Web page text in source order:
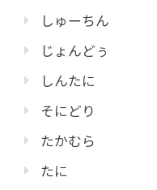
しゅーちん
じょんどぅ
しんたに
そにどり
たかむら
たに